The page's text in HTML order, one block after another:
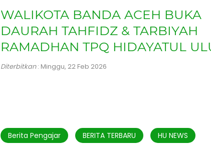
WALIKOTA BANDA ACEH BUKA
DAURAH TAHFIDZ & TARBIYAH
RAMADHAN TPQ HIDAYATUL
Diterbitkan: Minggu, 22 Feb 2026
Berita Pengajar BERITA TERBARU HU NEWS